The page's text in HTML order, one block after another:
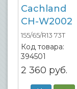
Cachland
CH-W2002
155/65/R13 73T
Код товара:
394501
2 360 руб.